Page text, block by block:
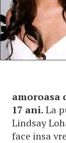
amoroasa
17 ani. La
Lindsay
face insa